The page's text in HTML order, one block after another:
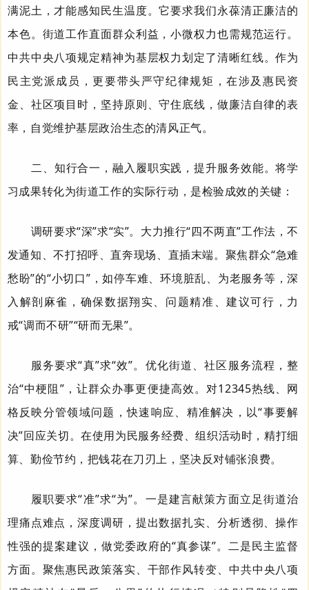
满泥土，才能感知民生温度。它要求我们永葆清正廉洁的
本色。街道工作直面群众利益，小微权力也需规范运行。
中共中央八项规定精神为基层权力划定了清晰红线。作为
民主党派成员，更要带头严守纪律规矩，在涉及惠民资
金、社区项目时，坚持原则、守住底线，做廉洁自律的表
率，自觉维护基层政治生态的清风正气。
二、知行合一，融入履职实践，提升服务效能。将学
习成果转化为街道工作的实际行动，是检验成效的关键：
调研要求“深”求“实”。大力推行“四不两直”工作法，不
发通知、不打招呼、直奔现场、直插末端。聚焦群众“急难
愁盼”的“小切口”，如停车难、环境脏乱、为老服务等，深
入解剖麻雀，确保数据翔实、问题精准、建议可行，力
戒“调而不研”“研而无果”。
服务要求“真”求“效”。优化街道、社区服务流程，整
治“中梗阻”，让群众办事更便捷高效。对12345热线、网
格反映分管领域问题，快速响应、精准解决，以“事要解
决”回应关切。在使用为民服务经费、组织活动时，精打细
算、勤俭节约，把钱花在刀刃上，坚决反对铺张浪费。
履职要求“准”求“为”。一是建言献策方面立足街道治
理痛点难点，深度调研，提出数据扎实、分析透彻、操作
性强的提案建议，做党委政府的“真参谋”。二是民主监督
方面。聚焦惠民政策落实、干部作风转变、 中共中央八项